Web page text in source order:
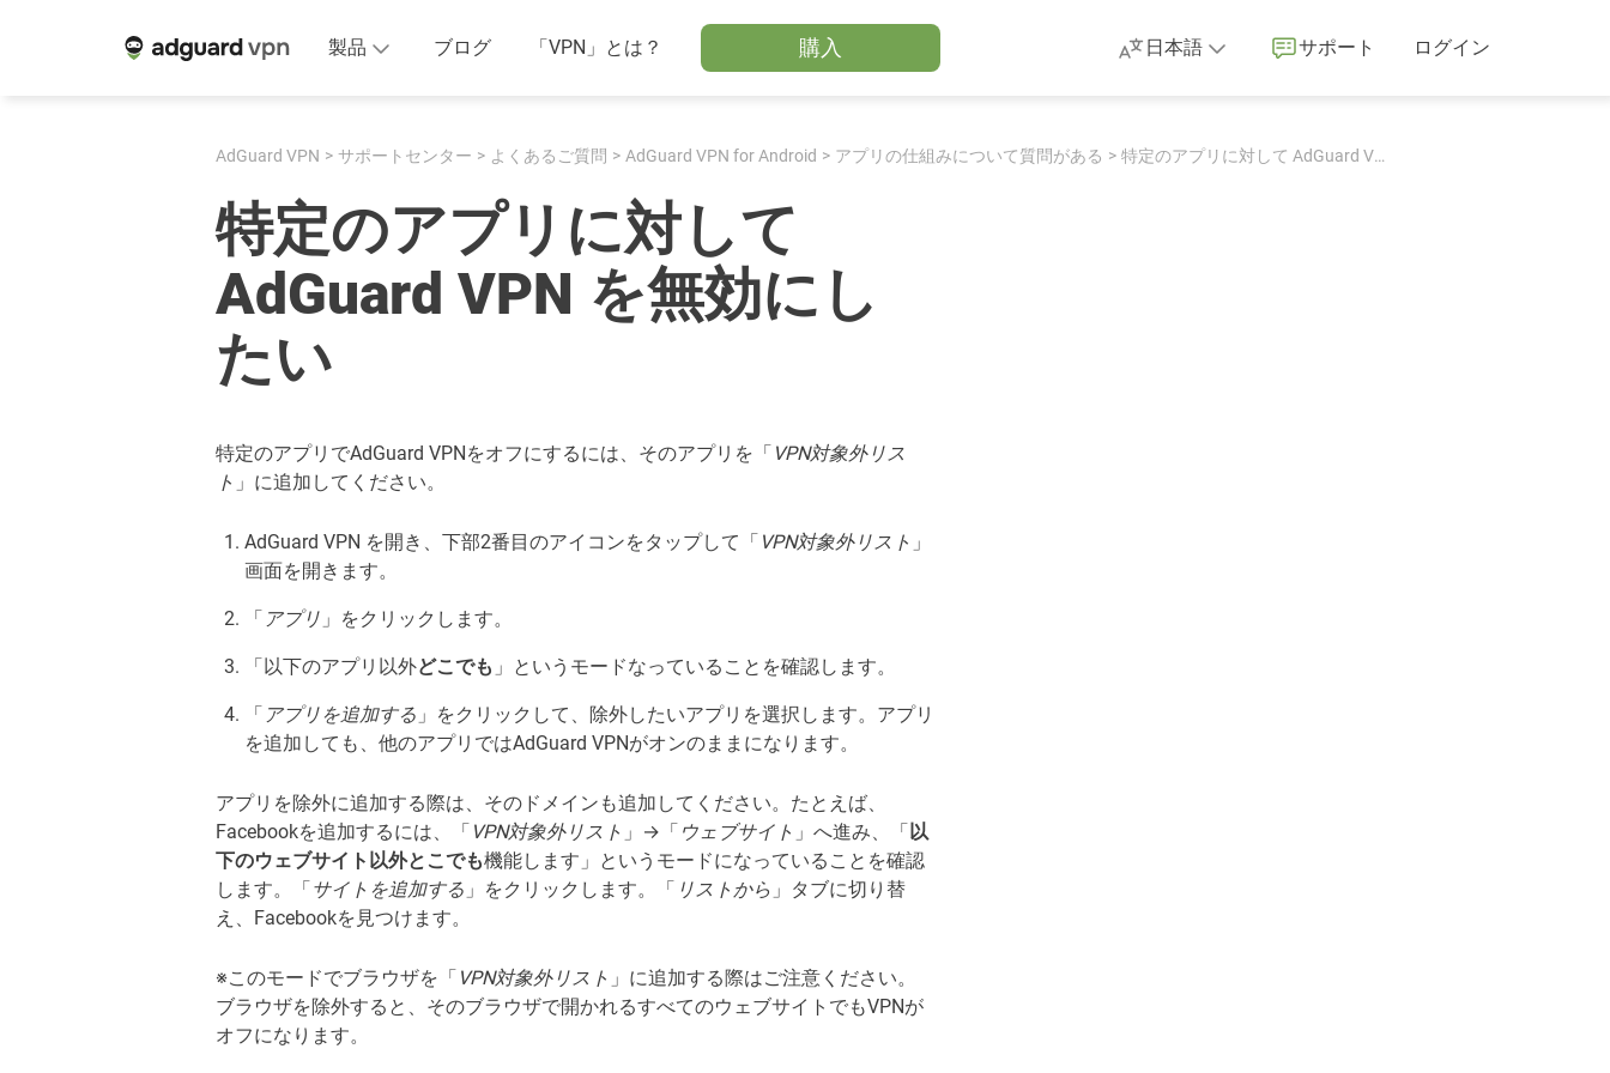
製品 ブログ 「VPN」とは？ 購入 日本語 サポート ログイン
AdGuard VPN サポートセンター よくあるご質問 AdGuard VPN for Android アプリの仕組みについて質問がある 特定のアプリに対して AdGuard VPN を無効にしたい
特定のアプリに対して
AdGuard VPN を無効にし
たい
特定のアプリでAdGuard VPNをオフにするには、そのアプリを「 VPN対象外リス
ト 」に追加してください。
AdGuard VPN を開き、下部2番目のアイコンをタップして「 VPN対象外リスト 」
画面を開きます。
「 アプリ 」をクリックします。
「以下のアプリ以外どこでも 」というモードなっていることを確認します。
「 アプリを追加する 」をクリックして、除外したいアプリを選択します。アプリ
を追加しても、他のアプリではAdGuard VPNがオンのままになります。
アプリを除外に追加する際は、そのドメインも追加してください。たとえば、
Facebookを追加するには、「 VPN対象外リスト 」→「 ウェブサイト 」へ進み、「以
下のウェブサイト以外とこでも機能します」というモードになっていることを確認
します。「サイトを追加する 」をクリックします。「 リストから 」タブに切り替
え、Facebookを見つけます。
※このモードでブラウザを「 VPN対象外リスト 」に追加する際はご注意ください。
ブラウザを除外すると、そのブラウザで開かれるすべてのウェブサイトでもVPNが
オフになります。